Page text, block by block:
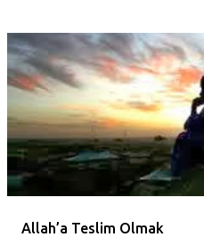
Allah’a Teslim Olmak